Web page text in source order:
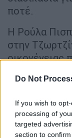
Do Not
If you wish to
processing of
targeted
section to
ποτέ.
Η Ρούλα
στην
οικογένειας
εμπόδια.
''τάρανδο''
που έχασα